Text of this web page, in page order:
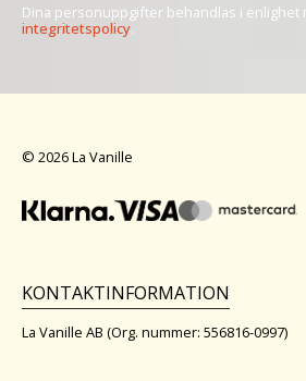
Dina personuppgifter behandlas i enlighet
integritetspolicy.
© 2026 La Vanille
KONTAKTINFORMATION
La Vanille AB (Org. nummer: 556816-0997)